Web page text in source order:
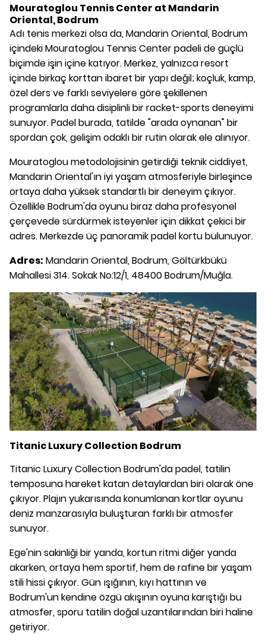
Mouratoglou Tennis Center at Mandarin
Oriental, Bodrum
Adı tenis merkezi olsa da, Mandarin Oriental, Bodrum
içindeki Mouratoglou Tennis Center padeli de güçlü
biçimde işin içine katıyor. Merkez, yalnızca resort
içinde birkaç korttan ibaret bir yapı değil; koçluk, kamp,
özel ders ve farklı seviyelere göre şekillenen
programlarla daha disiplinli bir racket-sports deneyimi
sunuyor. Padel burada, tatilde "arada oynanan" bir
spordan çok, gelişim odaklı bir rutin olarak ele alınıyor.
Mouratoglou metodolojisinin getirdiği teknik ciddiyet,
Mandarin Oriental'ın iyi yaşam atmosferiyle birleşince
ortaya daha yüksek standartlı bir deneyim çıkıyor.
Özellikle Bodrum'da oyunu biraz daha profesyonel
çerçevede sürdürmek isteyenler için dikkat çekici bir
adres. Merkezde üç panoramik padel kortu bulunuyor.
Adres: Mandarin Oriental, Bodrum, Göltürkbükü
Mahallesi 314. Sokak No:12/1, 48400 Bodrum/Muğla.
Titanic Luxury Collection Bodrum
Titanic Luxury Collection Bodrum'da padel, tatilin
temposuna hareket katan detaylardan biri olarak öne
çıkıyor. Plajın yukarısında konumlanan kortlar oyunu
deniz manzarasıyla buluşturan farklı bir atmosfer
sunuyor.
Ege'nin sakinliği bir yanda, kortun ritmi diğer yanda
akarken, ortaya hem sportif, hem de rafine bir yaşam
stili hissi çıkıyor. Gün ışığının, kıyı hattının ve
Bodrum'un kendine özgü akışının oyuna karıştığı bu
atmosfer, sporu tatilin doğal uzantılarından biri haline
getiriyor.